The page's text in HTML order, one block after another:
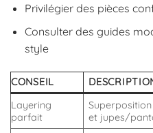
Privilégier des pièces
Consulter des guides
style
CONSEIL
Layering
parfait
et jupes/